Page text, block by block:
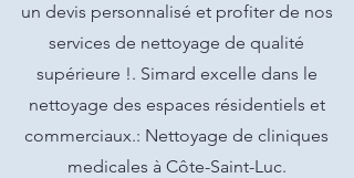
un devis personnalisé et profiter de nos
services de nettoyage de qualité
supérieure !. Simard excelle dans le
nettoyage des espaces résidentiels et
commerciaux.: Nettoyage de cliniques
medicales à Côte-Saint-Luc.